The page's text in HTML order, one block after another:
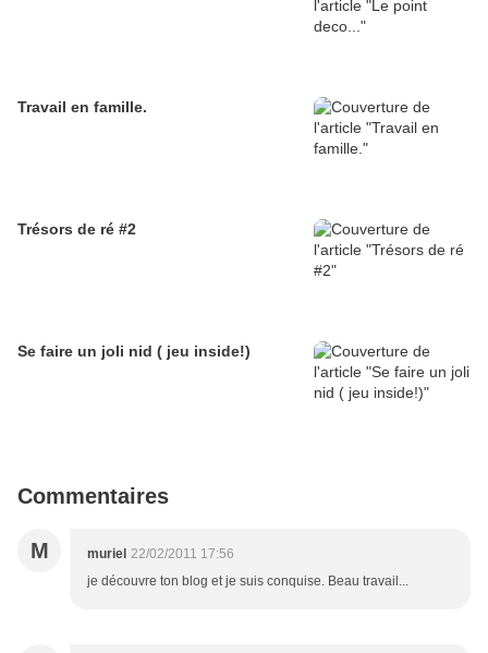
Travail en famille.
Trésors de ré #2
Se faire un joli nid ( jeu inside!)
Commentaires
M muriel 22/02/2011 17:56
je découvre ton blog et je suis conquise. Beau travail...